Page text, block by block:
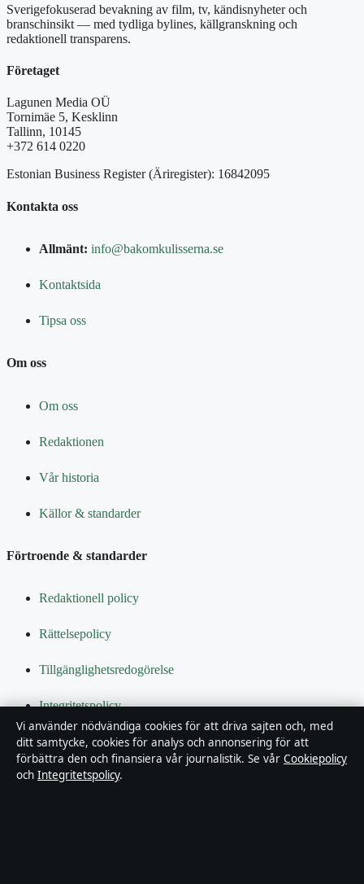
Sverigefokuserad bevakning av film, tv, kändisnyheter och
branschinsikt — med tydliga bylines, källgranskning och
redaktionell transparens.
Företaget
Lagunen Media OÜ
Tornimäe 5, Kesklinn
Tallinn, 10145
+372 614 0220
Estonian Business Register (Äriregister): 16842095
Kontakta oss
Allmänt: info@bakomkulisserna.se
Kontaktsida
Tipsa oss
Om oss
Om oss
Redaktionen
Vår historia
Källor & standarder
Förtroende & standarder
Redaktionell policy
Rättelsepolicy
Tillgänglighetsredogörelse
Integritetspolicy
Kändisar & integritet
Om Bakom kulisserna i korthet
Vi använder nödvändiga cookies för att driva sajten och, med
ditt samtycke, cookies för analys och annonsering för att
förbättra den och finansiera vår journalistik. Se vår Cookiepolicy
och Integritetspolicy.